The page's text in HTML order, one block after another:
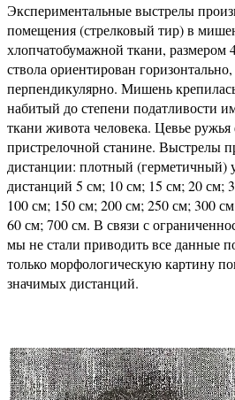
Экспериментальные выстрелы
помещения (стрелковый тир) в
хлопчатобумажной ткани, размером
ствола ориентирован
перпендикулярно. Мишень
набитый до степени податливости
ткани живота человека. Цевье
пристрелочной станине. Выстрелы
дистанции: плотный (герметичный)
дистанций 5 см; 10 см; 15 см; 20 см;
100 см; 150 см; 200 см; 250 см; 300
60 см; 700 см. В связи с
мы не стали приводить все данные
только морфологическую картину
значимых дистанций.